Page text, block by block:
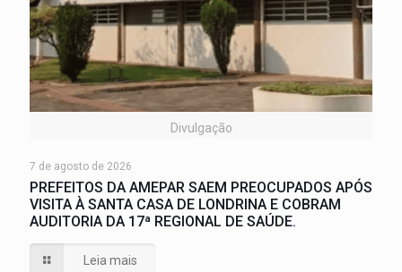
Divulgação
7 de agosto de 2026
PREFEITOS DA AMEPAR SAEM PREOCUPADOS APÓS
VISITA À SANTA CASA DE LONDRINA E COBRAM
AUDITORIA DA 17ª REGIONAL DE SAÚDE.
Leia mais